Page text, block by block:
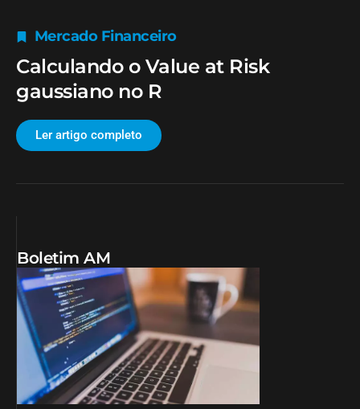
Mercado Financeiro
Calculando o Value at Risk
gaussiano no R
Ler artigo completo
Boletim AM